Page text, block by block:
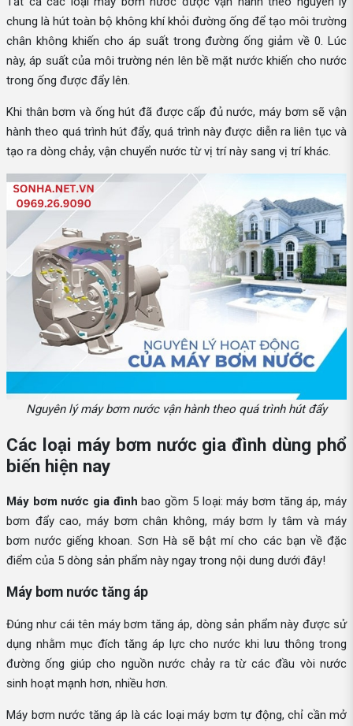
chung là hút toàn bộ không khí khỏi đường ống để tạo môi trường
chân không khiến cho áp suất trong đường ống giảm về 0. Lúc
này, áp suất của môi trường nén lên bề mặt nước khiến cho nước
trong ống được đẩy lên.
Khi thân bơm và ống hút đã được cấp đủ nước, máy bơm sẽ vận
hành theo quá trình hút đẩy, quá trình này được diễn ra liên tục và
tạo ra dòng chảy, vận chuyển nước từ vị trí này sang vị trí khác.
Nguyên lý máy bơm nước vận hành theo quá trình hút đẩy
Các loại máy bơm nước gia đình dùng phổ
biến hiện nay
Máy bơm nước gia đình bao gồm 5 loại: máy bơm tăng áp, máy
bơm đẩy cao, máy bơm chân không, máy bơm ly tâm và máy
bơm nước giếng khoan. Sơn Hà sẽ bật mí cho các bạn về đặc
điểm của 5 dòng sản phẩm này ngay trong nội dung dưới đây!
Máy bơm nước tăng áp
Đúng như cái tên máy bơm tăng áp, dòng sản phẩm này được sử
dụng nhằm mục đích tăng áp lực cho nước khi lưu thông trong
đường ống giúp cho nguồn nước chảy ra từ các đầu vòi nước
sinh hoạt mạnh hơn, nhiều hơn.
Máy bơm nước tăng áp là các loại máy bơm tự động, chỉ cần mở